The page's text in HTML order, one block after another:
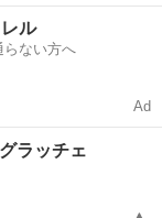
ル
らない方へ
Ad
ラッチェ